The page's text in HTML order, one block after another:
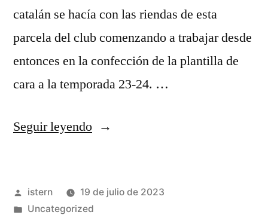
catalán se hacía con las riendas de esta
parcela del club comenzando a trabajar desde
entonces en la confección de la plantilla de
cara a la temporada 23-24. …
Seguir leyendo«camiseta
corta»
Publicado
por
istern
19 de julio de 2023
Publicado
Uncategorized